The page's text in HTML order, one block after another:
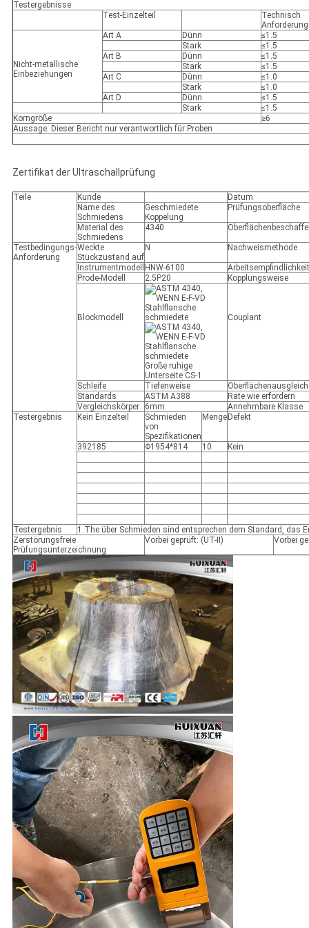
Testergebnisse
Test-Einzelteil
Technisch
Nicht-metallische
Einbeziehungen
Art A Dünn
≤1.5
Stark
≤1.5
Art B
Dünn
≤1.5
Stark
≤1.5
Art C
Dünn
≤1.0
Stark
≤1.0
Art D
Dünn
≤1.5
Stark
≤1.5
Korngröße
≥6
Aussage: Dieser Bericht nur verantwortlich für Proben
Zertifikat der Ultraschallprüfung
Teile Kunde
Datum
Name des
Schmiedens
Geschmiedete
Koppelung
Prüfungsoberfläche
Material des
Schmiedens
4340
Testbedingungs-
Anforderung
Weckte
Stückzustand auf
N Nachweismethode
Instrumentmodell HNW-6100
Arbeitsempfindlichkeit
Prode-Modell
2.5P20 Kopplungsweise
Blockmodell
Große ruhige
Unterseite CS-1
Couplant
Schleife Tiefenweise
Oberflächenausgleich
Standards
ASTM A388
Rate wie erfordern
Vergleichskörper
6mm
Annehmbare Klasse
Testergebnis
Kein Einzelteil
Schmieden
von
Spezifikationen
Menge Defekt
392185 Φ1954*814 10 Kein
Testergebnis
1.The über Schmieden sind entsprechen dem Standard, das
Zerstörungsfreie
Prüfungsunterzeichnung
Vorbei geprüft: (UT-II) Vorbei